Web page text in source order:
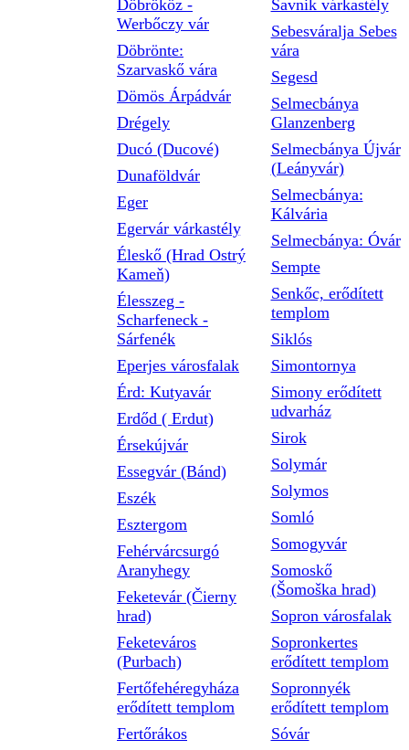
Döbrököz -
Werbőczy vár
Döbrönte:
Szarvaskő vára
Dömös Árpádvár
Drégely
Ducó (Ducové)
Dunaföldvár
Eger
Egervár várkastély
Éleskő (Hrad Ostrý
Kameň)
Élesszeg -
Scharfeneck -
Sárfenék
Eperjes városfalak
Érd: Kutyavár
Erdőd ( Erdut)
Érsekújvár
Essegvár (Bánd)
Eszék
Esztergom
Fehérvárcsurgó
Aranyhegy
Feketevár (Čierny
hrad)
Feketeváros
(Purbach)
Fertőfehéregyháza
erődített templom
Fertőrákos
Savnik várkastély
Sebesváralja Sebes
vára
Segesd
Selmecbánya
Glanzenberg
Selmecbánya Újvár
(Leányvár)
Selmecbánya:
Kálvária
Selmecbánya: Óvár
Sempte
Senkőc, erődített
templom
Siklós
Simontornya
Simony erődített
udvarház
Sirok
Solymár
Solymos
Somló
Somogyvár
Somoskő
(Šomoška hrad)
Sopron városfalak
Sopronkertes
erődített templom
Sopronnyék
erődített templom
Sóvár